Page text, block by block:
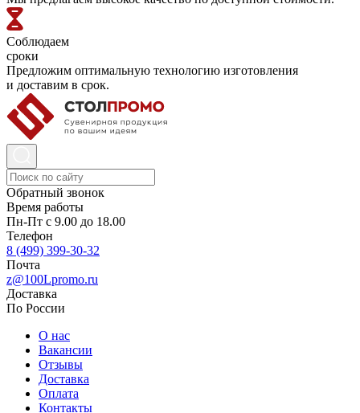
Соблюдаем
сроки
Предложим оптимальную технологию изготовления
и доставим в срок.
Обратный звонок
Время работы
Пн-Пт с 9.00 до 18.00
Телефон
8 (499) 399-30-32
Почта
z@100Lpromo.ru
Доставка
По России
О нас
Вакансии
Отзывы
Доставка
Оплата
Контакты